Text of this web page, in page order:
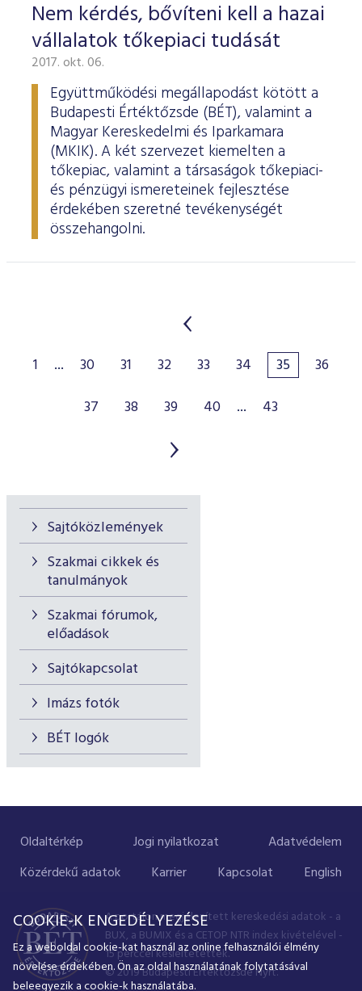
Sajtóközlemények
Szakmai cikkek és
tanulmányok
Szakmai fórumok,
előadások
Sajtókapcsolat
Imázs fotók
BÉT logók
Nem kérdés, bővíteni kell a hazai
vállalatok tőkepiaci tudását
2017. okt. 06.
Együttműködési megállapodást kötött a
Budapesti Értéktőzsde (BÉT), valamint a
Magyar Kereskedelmi és Iparkamara
(MKIK). A két szervezet kiemelten a
tőkepiac, valamint a társaságok tőkepiaci-
és pénzügyi ismereteinek fejlesztése
érdekében szeretné tevékenységét
összehangolni.
1 ... 30 31 32 33 34 35
36
37
38 39 40 ... 43
Oldaltérkép Jogi nyilatkozat
Adatvédelem
Közérdekű adatok
Karrier Kapcsolat English
A portálon megjelenített kereskedési adatok - a
BUX, a BUMIX és a CETOP NTR index kivételével -
15 perccel késleltetettek.
© 2019 Budapesti Értéktőzsde Nyrt.
COOKIE-K ENGEDÉLYEZÉSE
Ez a weboldal cookie-kat használ az online felhasználói élmény
növelése érdekében. Ön az oldal használatának folytatásával
beleegyezik a cookie-k használatába.